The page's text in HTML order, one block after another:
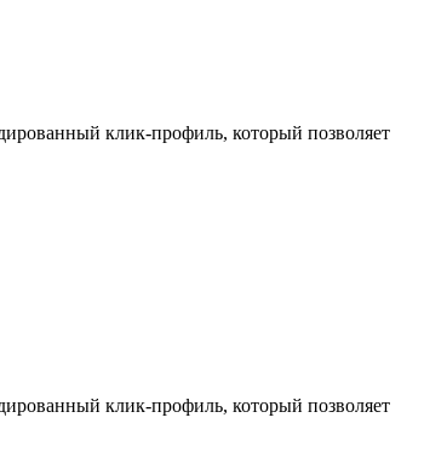
клик-профиль, который позволяет
клик-профиль, который позволяет